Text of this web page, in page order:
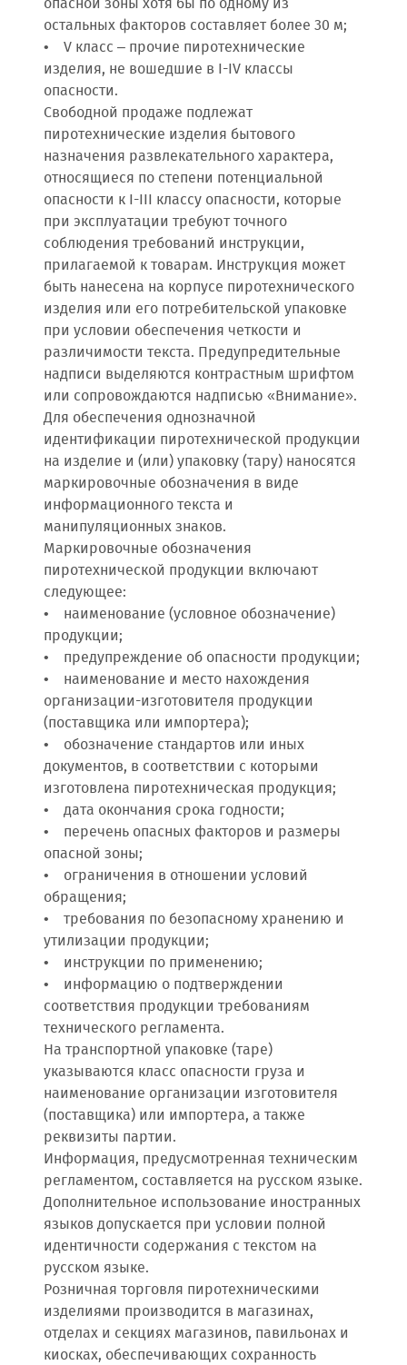
остальных факторов составляет более 30 м;
• V класс – прочие пиротехнические
изделия, не вошедшие в I-IV классы
опасности.
Свободной продаже подлежат
пиротехнические изделия бытового
назначения развлекательного характера,
относящиеся по степени потенциальной
опасности к I-III классу опасности, которые
при эксплуатации требуют точного
соблюдения требований инструкции,
прилагаемой к товарам. Инструкция может
быть нанесена на корпусе пиротехнического
изделия или его потребительской упаковке
при условии обеспечения четкости и
различимости текста. Предупредительные
надписи выделяются контрастным шрифтом
или сопровождаются надписью «Внимание».
Для обеспечения однозначной
идентификации пиротехнической продукции
на изделие и (или) упаковку (тару) наносятся
маркировочные обозначения в виде
информационного текста и
манипуляционных знаков.
Маркировочные обозначения
пиротехнической продукции включают
следующее:
• наименование (условное обозначение)
продукции;
• предупреждение об опасности продукции;
• наименование и место нахождения
организации-изготовителя продукции
(поставщика или импортера);
• обозначение стандартов или иных
документов, в соответствии с которыми
изготовлена пиротехническая продукция;
• дата окончания срока годности;
• перечень опасных факторов и размеры
опасной зоны;
• ограничения в отношении условий
обращения;
• требования по безопасному хранению и
утилизации продукции;
• инструкции по применению;
• информацию о подтверждении
соответствия продукции требованиям
технического регламента.
На транспортной упаковке (таре)
указываются класс опасности груза и
наименование организации изготовителя
(поставщика) или импортера, а также
реквизиты партии.
Информация, предусмотренная техническим
регламентом, составляется на русском языке.
Дополнительное использование иностранных
языков допускается при условии полной
идентичности содержания с текстом на
русском языке.
Розничная торговля пиротехническими
изделиями производится в магазинах,
отделах и секциях магазинов, павильонах и
киосках, обеспечивающих сохранность